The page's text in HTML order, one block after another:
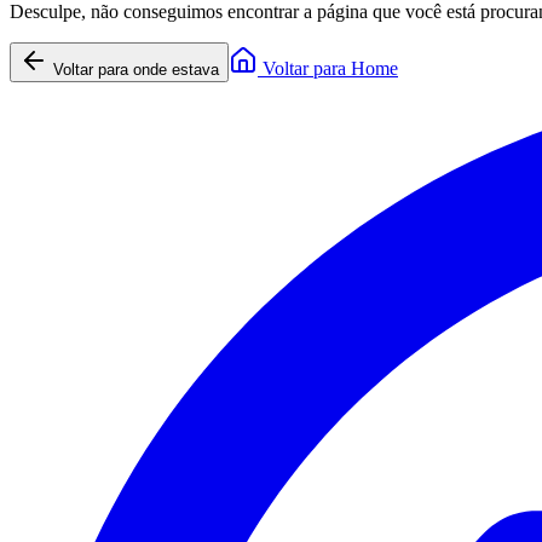
Desculpe, não conseguimos encontrar a página que você está
Voltar para onde estava Voltar para Home